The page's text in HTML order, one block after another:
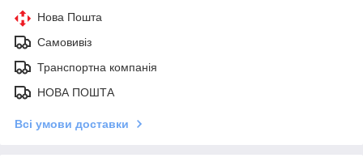
Нова Пошта
Самовивіз
Транспортна компанія
НОВА ПОШТА
Всі умови доставки